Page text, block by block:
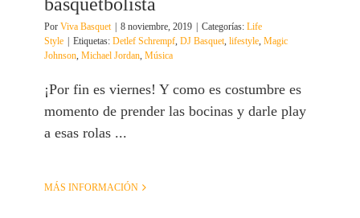
Por Viva Basquet | 8 noviembre, 2019 | Categorías: Life
Style | Etiquetas: Detlef Schrempf DJ Basquet lifestyle Magic
Johnson Michael Jordan Música
¡Por fin es viernes! Y como es costumbre es
momento de prender las bocinas y darle play
a esas rolas ...
MÁS INFORMACIÓN